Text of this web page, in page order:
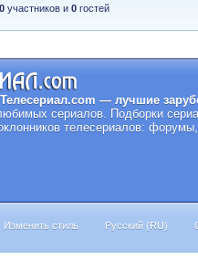
0 участников и0 гостей
Телесериал.com — лучшие
сериалов. Подборки
телесериалов:
Изменить стиль Русский (RU)